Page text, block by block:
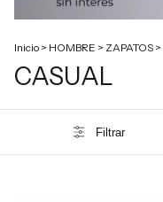
Inicio > HOMBRE > ZAPATOS >
CASUAL
Filtrar